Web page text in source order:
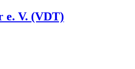
e. V. (VDT)